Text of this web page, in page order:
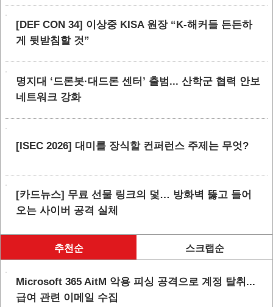
[DEF CON 34] 이상중 KISA 원장 “K-해커들 든든하
게 뒷받침할 것”
명지대 ‘드론봇·대드론 센터’ 출범... 산학군 협력 안보
네트워크 강화
[ISEC 2026] 대미를 장식할 컨퍼런스 주제는 무엇?
[카드뉴스] 무료 선물 링크의 덫… 방화벽 뚫고 들어
오는 사이버 공격 실체
추천순 스크랩순
Microsoft 365 AitM 악용 피싱 공격으로 계정 탈취...
급여 관련 이메일 수집